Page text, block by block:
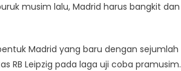
musim lalu, Madrid harus bangkit dan
Madrid yang baru dengan sejumlah
RB Leipzig pada laga uji coba pramusim.